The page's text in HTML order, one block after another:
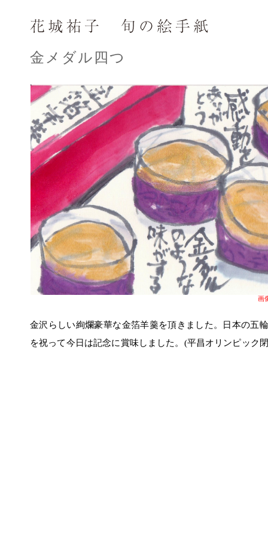
金メダル四つ
画
金沢らしい絢爛豪華な金箔羊羹を頂きました。日本の五
を祝って今日は記念に賞味しました。(平昌オリンピック